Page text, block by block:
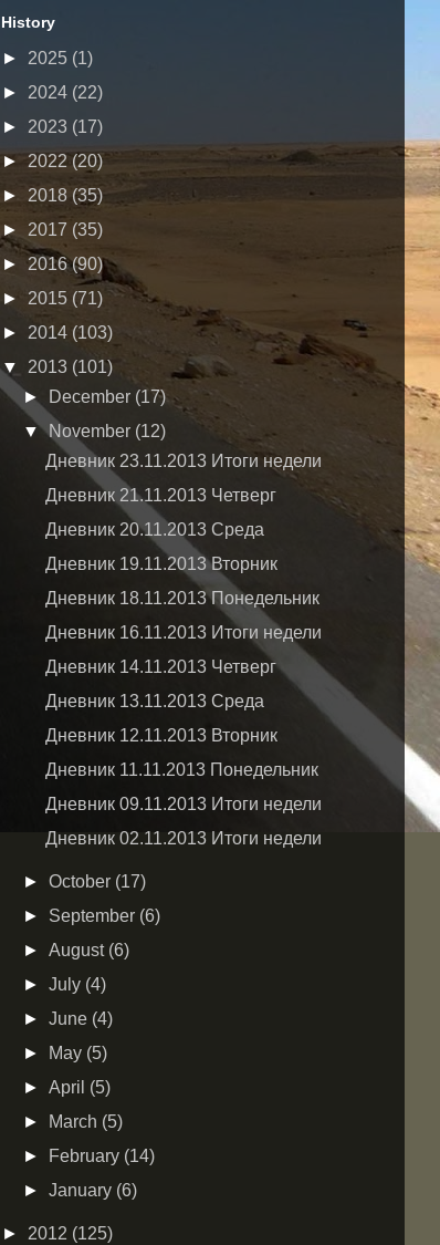
History
► 2025 (1)
► 2024 (22)
► 2023 (17)
► 2022(20)
► 2018 (35)
► 2017 (35)
► 2016(90)
► 2015 (71)
► 2014 (103)
▼ 2013 (101)
►
December (17)
▼November (12)
Дневник 23.11.2013 Итоги недели
Дневник 21.11.2013 Четверг
Дневник 20.11.2013 Среда
Дневник 19.11.2013 Вторник
Дневник 18.11.2013 Понедельник
Дневник 16.11.2013 Итоги недели
Дневник 14.11.2013 Четверг
Дневник 13.11.2013 Среда
Дневник 12.11.2013 Вторник
Дневник 11.11.2013 Понедельник
Дневник 09.11.2013 Итоги недели
Дневник 02.11.2013 Итоги недели
►October (17)
► September (6)
►August (6)
►July (4)
►June (4)
►
May (5)
►April (5)
►
March (5)
►
February (14)
►January (6)
► 2012 (125)